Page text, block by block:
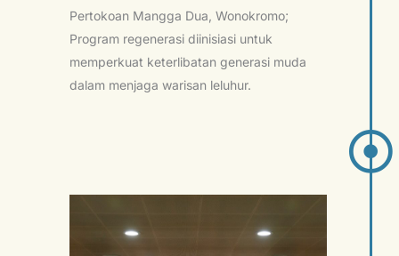
Pertokoan Mangga Dua, Wonokromo;
Program regenerasi diinisiasi untuk
memperkuat keterlibatan generasi muda
dalam menjaga warisan leluhur.